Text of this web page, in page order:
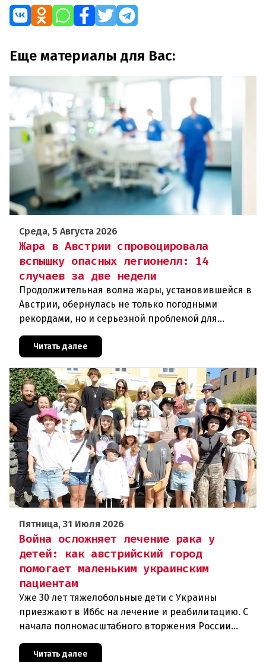
Еще материалы для Вас:
Среда, 5 Августа 2026
Жара в Австрии спровоцировала
вспышку опасных легионелл: 14
случаев за две недели
Продолжительная волна жары, установившейся в
Австрии, обернулась не только погодными
рекордами, но и серьезной проблемой для
рост случаев заражения легионел
Читать далее
Пятница, 31 Июля 2026
Война осложняет лечение рака у
детей: как австрийский город
помогает маленьким украинским
пациентам
Уже 30 лет тяжелобольные дети с Украины
приезжают в Иббс на лечение и реабилитацию. С
начала полномасштабного вторжения России
доступной.Трагедия Чернобыля
Читать далее